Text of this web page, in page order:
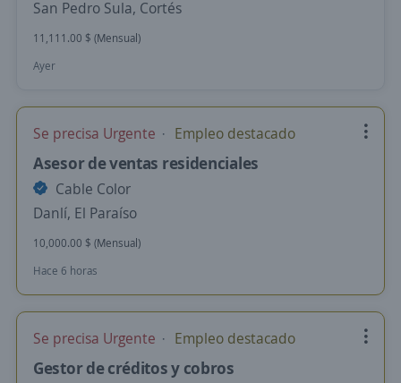
San Pedro Sula, Cortés
11,111.00 $ (Mensual)
Ayer
Se precisa Urgente Empleo destacado
Asesor de ventas residenciales
Cable Color
Danlí, El Paraíso
10,000.00 $ (Mensual)
Hace 6 horas
Se precisa Urgente Empleo destacado
Gestor de créditos y cobros